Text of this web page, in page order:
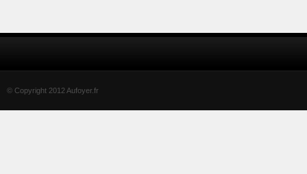
© Copyright 2012 Aufoyer.fr